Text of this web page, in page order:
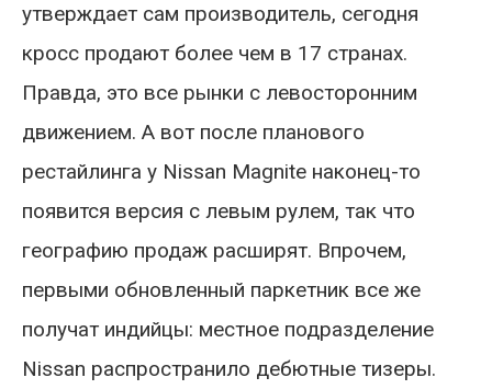
утверждает сам производитель, сегодня
кросс продают более чем в 17 странах.
Правда, это все рынки с левосторонним
движением. А вот после планового
рестайлинга у Nissan Magnite наконец-то
появится версия с левым рулем, так что
географию продаж расширят. Впрочем,
первыми обновленный паркетник все же
получат индийцы: местное подразделение
Nissan распространило дебютные тизеры.